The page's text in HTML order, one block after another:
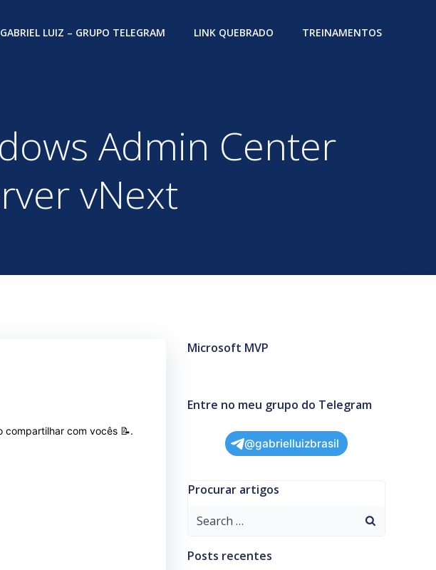
GABRIEL LUIZ – GRUPO TELEGRAM LINK QUEBRADO TREINAMENTOS
Admin Center
vNext
compartilhar com vocês 📝.
Microsoft MVP
Entre no meu grupo do Telegram
@gabrielluizbrasil
Procurar artigos
Search
Posts recentes